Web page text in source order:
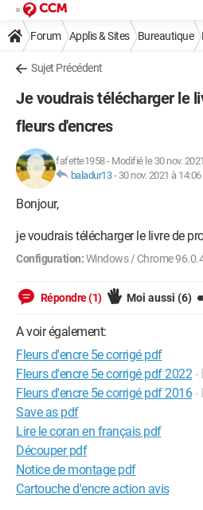
Forum Applis & Sites Bureautique
Sujet Précédent
Je voudrais télécharger le
fleurs d'encres
fafette1958- Modifié le 30 nov.
baladur13- 30 nov. 2021 à 14:06
Bonjour,
je voudrais télécharger le livre de
Configuration:Windows / Chrome
Répondre (1) Moi aussi (6)
A voir également:
Fleurs d'encre 5e corrigé pdf
Fleurs d'encre 5e corrigé pdf 2022 -
Fleurs d'encre 5e corrigé pdf 2016 -
Save as pdf
Lire le coran en français pdf
Découper pdf
Notice de montage pdf
Cartouche d'encre action avis